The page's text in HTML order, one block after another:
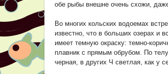
обе рыбы внешне очень схожи,
Во многих кольских водоемах
известно, что в больших озерах и
имеет темную окраску: темно-
плавник с прямым обрубом. По
черная, в других Ч светлая, как у